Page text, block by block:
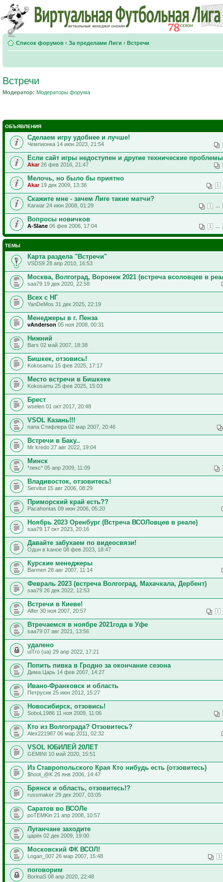
Список форумов ‹ За пределами Лиги ‹ Встречи
Встречи
Модератор: Модераторы форума
ОБЪЯВЛЕНИЯ
Сделаем игру удобнее и лучше!
Чемпионка 14 июн 2023, 21:54
Если сайт игры недоступен и другие технические проблемы
Akar26 фев 2016, 21:47
Мелочь, но было бы приятно
1
Akar19 дек 2009, 13:38
Скажите мне - зачем Лиге такие матчи?
1
Karwar 24 июн 2008, 01:29
Вопросы новичков
1
A-Slane 06 фев 2006, 17:04
ТЕМЫ
Карта раздела "Встречи"
VSDS9 28 апр 2010, 16:53
Москва, Волгоград, Воронеж 2021 (встреча всоловцев в
saa79 19 дек 2020, 22:58
Всех с НГ
YanDeMos 31 дек 2025, 22:19
Менеджеры в г. Пенза
vAnderson 05 ноя 2008, 00:31
Нижний
Bars 02 май 2007, 18:38
Бишкек, отзовись!
Kokosamu 15 фев 2025, 17:17
Место встречи в Бишкеке
Kokosamu 25 фев 2025, 15:03
Брест
wselen 01 окт 2017, 20:48
VSOL Казань!!!
папа Стифлера 02 мар 2007, 20:46
Встречи в Баку..
Mr kredo 27 авг 2022, 19:04
Минск
*лекс* 05 апр 2009, 11:09
Владивосток, отзовитесь!
Servitut 15 авг 2006, 08:29
Приморский край есть??
Pacahontas 09 июн 2006, 05:20
Ноябрь 2023 Оренбург (Встреча ВСОЛовцев в реале)
saa79 17 окт 2023, 20:16
Давайте забухаем по видеосвязи!
Одuн в kаное 08 фев 2023, 18:47
Курские менеджеры
Barmen 28 авг 2007, 11:14
Февраль 2023 (встреча Волгоград, Махачкала, Дербент)
saa79 26 дек 2022, 12:53
Встречи в Киеве!
1
Alfer 30 ноя 2007, 20:57
Втречаемся в ноябре 2021года в Уфе
saa79 07 авг 2021, 13:56
удалено
ulTro (ua) 29 апр 2022, 17:21
Попить пивка в Гродно за окончание сезона
Дима Царь 14 фев 2007, 14:27
Ивано-Франковск и область
Петрусик 25 июн 2012, 15:27
Новосибирск, отзовись!
SoboL1986 11 ноя 2009, 11:06
Кто из Волгограда? Отзовитесь?
Alex221987 06 мар 2011, 02:32
VSOL ЮБИЛЕЙ 20ЛЕТ
GEMINI 10 май 2020, 15:51
Из Ставропольского Края Кто нибудь есть (отзовитесь)
$hoot_@K 26 янв 2006, 14:47
Брянск и область, отзовитесь!?
russmaker 29 дек 2007, 03:05
Саратов во ВСОЛе
poTEMKin 21 апр 2008, 10:57
Луганчане заходите
царёк 02 дек 2009, 19:00
Московский ФК ВСОЛ!
1
Logan_007 26 мар 2007, 15:48
поговорим
BorinaS 08 апр 2020, 22:48